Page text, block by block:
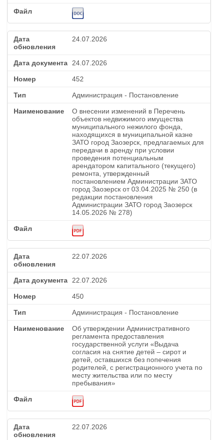
24.07.2026
24.07.2026
452
Администрация - Постановление
О внесении изменений в Перечень
объектов недвижимого имущества
муниципального нежилого фонда,
находящихся в муниципальной казне
ЗАТО город Заозерск, предлагаемых для
передачи в аренду при условии
проведения потенциальным
арендатором капитального (текущего)
ремонта, утвержденный
постановлением Администрации ЗАТО
город Заозерск от 03.04.2025 № 250 (в
редакции постановления
Администрации ЗАТО город Заозерск
14.05.2026 № 278)
22.07.2026
22.07.2026
450
Администрация - Постановление
Об утверждении Административного
регламента предоставления
государственной услуги «Выдача
согласия на снятие детей – сирот и
детей, оставшихся без попечения
родителей, с регистрационного учета по
месту жительства или по месту
пребывания»
22.07.2026